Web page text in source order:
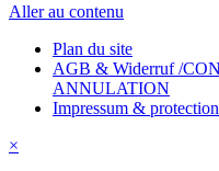
Aller au contenu
Plan du site
AGB & Widerruf /
ANNULATION
Impressum &
×